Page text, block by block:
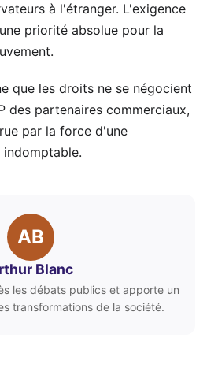
à l'étranger. L'exigence
priorité absolue pour la
que les droits ne se négocient
des partenaires commerciaux,
par la force d'une
AB
Blanc
les débats publics et apporte un
transformations de la société.